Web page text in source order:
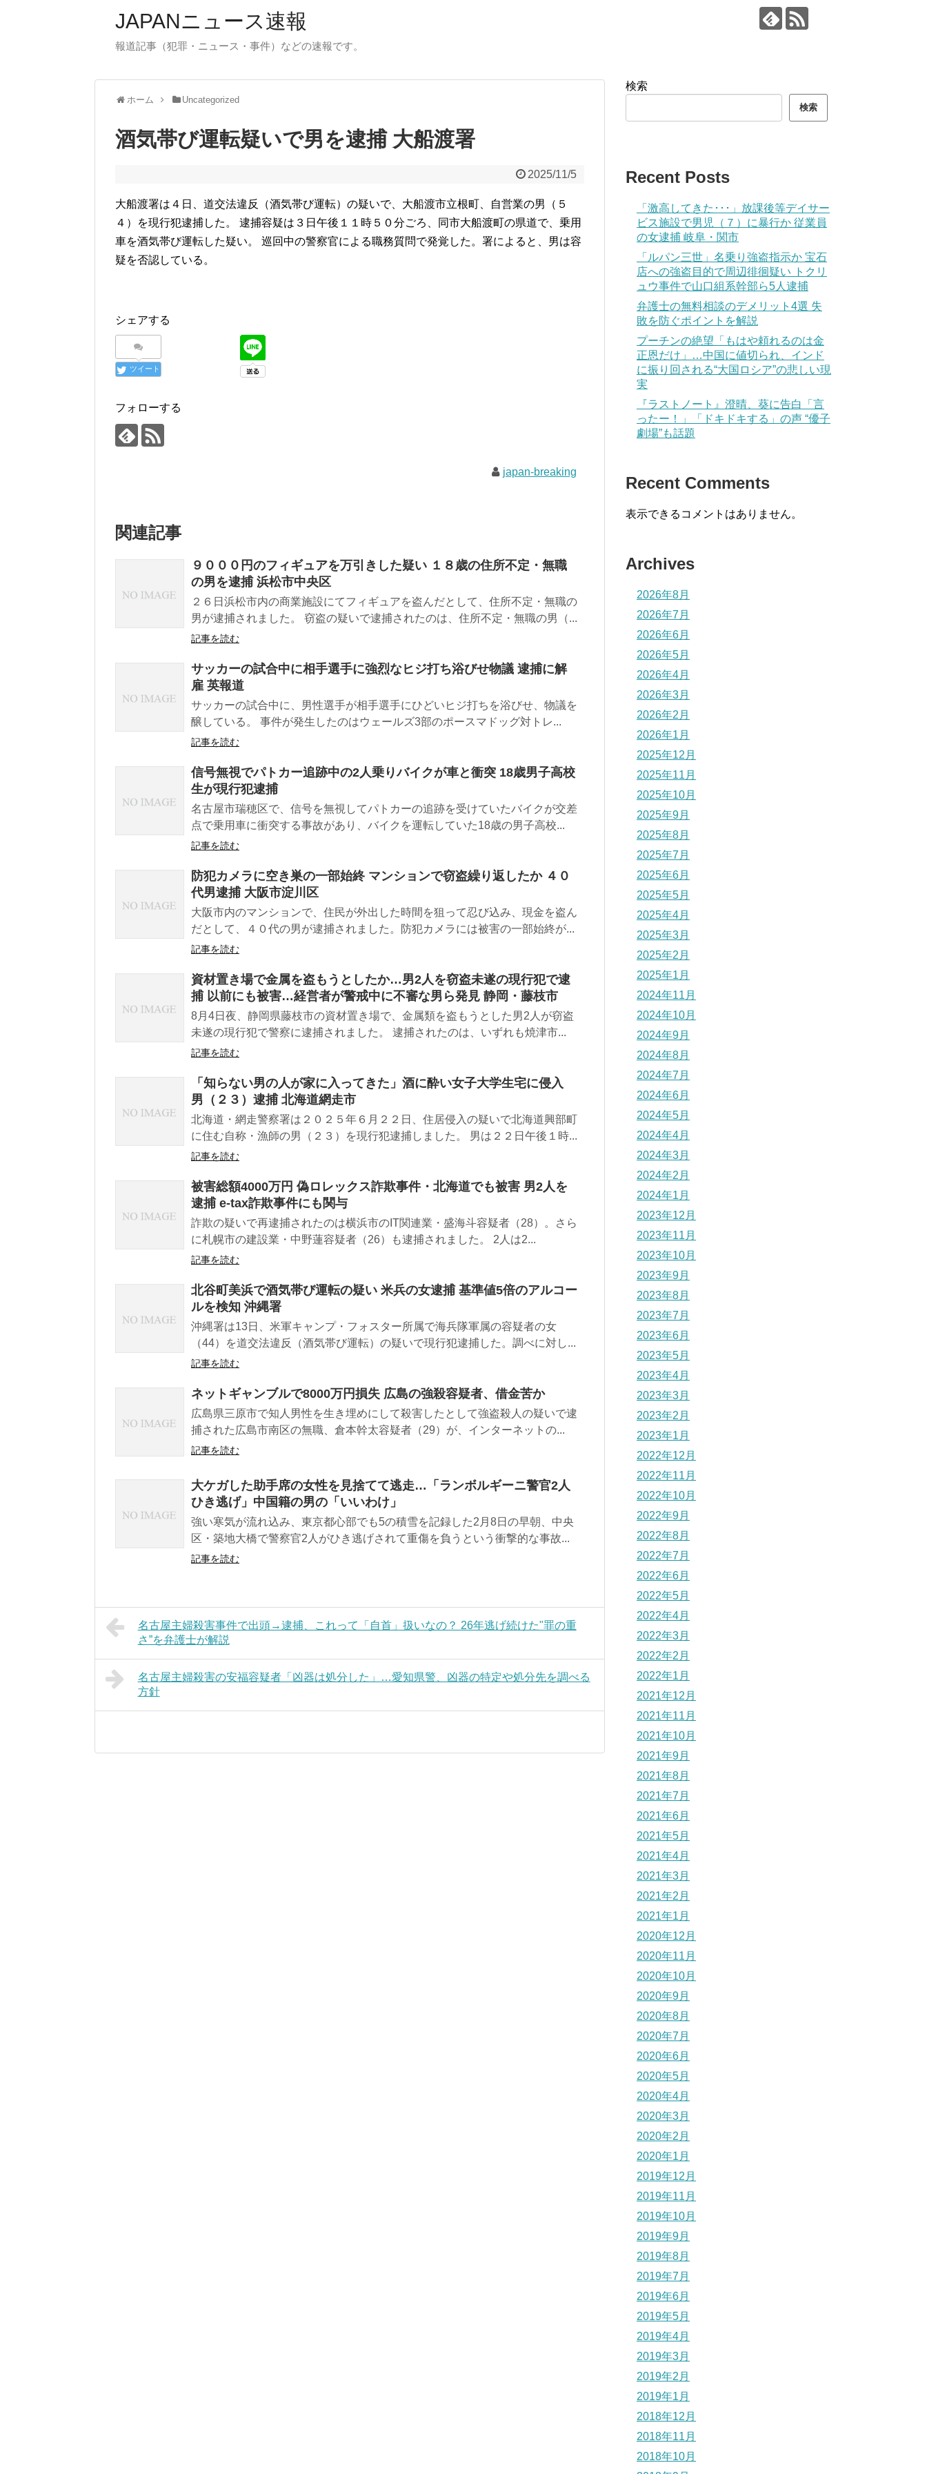
JAPANニュース速報
報道記事（犯罪・ニュース・事件）などの速報です。
ホーム Uncategorized
酒気帯び運転疑いで男を逮捕 大船渡署
2025/11/5
大船渡署は４日、道交法違反（酒気帯び運転）の疑いで、大船渡市立根町、自営業の男（５
４）を現行犯逮捕した。 逮捕容疑は３日午後１１時５０分ごろ、同市大船渡町の県道で、乗用
車を酒気帯び運転した疑い。 巡回中の警察官による職務質問で発覚した。署によると、男は容
疑を否認している。
シェアする
ツイート
フォローする
japan-breaking
関連記事
９０００円のフィギュアを万引きした疑い １８歳の住所不定・無職
の男を逮捕 浜松市中央区
２６日浜松市内の商業施設にてフィギュアを盗んだとして、住所不定・無職の
男が逮捕されました。 窃盗の疑いで逮捕されたのは、住所不定・無職の男（...
記事を読む
サッカーの試合中に相手選手に強烈なヒジ打ち浴びせ物議 逮捕に解
雇 英報道
サッカーの試合中に、男性選手が相手選手にひどいヒジ打ちを浴びせ、物議を
醸している。 事件が発生したのはウェールズ3部のポースマドッグ対トレ...
記事を読む
信号無視でパトカー追跡中の2人乗りバイクが車と衝突 18歳男子高校
生が現行犯逮捕
名古屋市瑞穂区で、信号を無視してパトカーの追跡を受けていたバイクが交差
点で乗用車に衝突する事故があり、バイクを運転していた18歳の男子高校...
記事を読む
防犯カメラに空き巣の一部始終 マンションで窃盗繰り返したか ４０
代男逮捕 大阪市淀川区
大阪市内のマンションで、住民が外出した時間を狙って忍び込み、現金を盗ん
だとして、４０代の男が逮捕されました。防犯カメラには被害の一部始終が...
記事を読む
資材置き場で金属を盗もうとしたか…男2人を窃盗未遂の現行犯で逮
捕 以前にも被害…経営者が警戒中に不審な男ら発見 静岡・藤枝市
8月4日夜、静岡県藤枝市の資材置き場で、金属類を盗もうとした男2人が窃盗
未遂の現行犯で警察に逮捕されました。 逮捕されたのは、いずれも焼津市...
記事を読む
「知らない男の人が家に入ってきた」酒に酔い女子大学生宅に侵入
男（２３）逮捕 北海道網走市
北海道・網走警察署は２０２５年６月２２日、住居侵入の疑いで北海道興部町
に住む自称・漁師の男（２３）を現行犯逮捕しました。 男は２２日午後１時...
記事を読む
被害総額4000万円 偽ロレックス詐欺事件・北海道でも被害 男2人を
逮捕 e-tax詐欺事件にも関与
詐欺の疑いで再逮捕されたのは横浜市のIT関連業・盛海斗容疑者（28）。さら
に札幌市の建設業・中野蓮容疑者（26）も逮捕されました。 2人は2...
記事を読む
北谷町美浜で酒気帯び運転の疑い 米兵の女逮捕 基準値5倍のアルコー
ルを検知 沖縄署
沖縄署は13日、米軍キャンプ・フォスター所属で海兵隊軍属の容疑者の女
（44）を道交法違反（酒気帯び運転）の疑いで現行犯逮捕した。調べに対し...
記事を読む
ネットギャンブルで8000万円損失 広島の強殺容疑者、借金苦か
広島県三原市で知人男性を生き埋めにして殺害したとして強盗殺人の疑いで逮
捕された広島市南区の無職、倉本幹太容疑者（29）が、インターネットの...
記事を読む
大ケガした助手席の女性を見捨てて逃走…「ランボルギーニ警官2人
ひき逃げ」中国籍の男の「いいわけ」
強い寒気が流れ込み、東京都心部でも5の積雪を記録した2月8日の早朝、中央
区・築地大橋で警察官2人がひき逃げされて重傷を負うという衝撃的な事故...
記事を読む
名古屋主婦殺害事件で出頭→逮捕、これって「自首」扱いなの？ 26年逃げ続けた"罪の重
さ”を弁護士が解説
名古屋主婦殺害の安福容疑者「凶器は処分した」…愛知県警、凶器の特定や処分先を調べる
方針
検索
検索
Recent Posts
「激高してきた･･･」放課後等デイサー
ビス施設で男児（７）に暴行か 従業員
の女逮捕 岐阜・関市
「ルパン三世」名乗り強盗指示か 宝石
店への強盗目的で周辺徘徊疑い トクリ
ュウ事件で山口組系幹部ら5人逮捕
弁護士の無料相談のデメリット4選 失
敗を防ぐポイントを解説
プーチンの絶望「もはや頼れるのは金
正恩だけ」…中国に値切られ、インド
に振り回される“大国ロシア”の悲しい現
実
『ラストノート』澄晴、葵に告白「言
ったー！」「ドキドキする」の声 “優子
劇場”も話題
Recent Comments
表示できるコメントはありません。
Archives
2026年8月
2026年7月
2026年6月
2026年5月
2026年4月
2026年3月
2026年2月
2026年1月
2025年12月
2025年11月
2025年10月
2025年9月
2025年8月
2025年7月
2025年6月
2025年5月
2025年4月
2025年3月
2025年2月
2025年1月
2024年11月
2024年10月
2024年9月
2024年8月
2024年7月
2024年6月
2024年5月
2024年4月
2024年3月
2024年2月
2024年1月
2023年12月
2023年11月
2023年10月
2023年9月
2023年8月
2023年7月
2023年6月
2023年5月
2023年4月
2023年3月
2023年2月
2023年1月
2022年12月
2022年11月
2022年10月
2022年9月
2022年8月
2022年7月
2022年6月
2022年5月
2022年4月
2022年3月
2022年2月
2022年1月
2021年12月
2021年11月
2021年10月
2021年9月
2021年8月
2021年7月
2021年6月
2021年5月
2021年4月
2021年3月
2021年2月
2021年1月
2020年12月
2020年11月
2020年10月
2020年9月
2020年8月
2020年7月
2020年6月
2020年5月
2020年4月
2020年3月
2020年2月
2020年1月
2019年12月
2019年11月
2019年10月
2019年9月
2019年8月
2019年7月
2019年6月
2019年5月
2019年4月
2019年3月
2019年2月
2019年1月
2018年12月
2018年11月
2018年10月